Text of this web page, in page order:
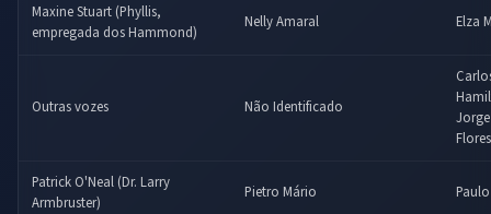
Maxine Stuart (Phyllis,
empregada dos Hammond)
Nelly Amaral Elza
Outras vozes Não Identificado
Patrick O'Neal (Dr. Larry
Armbruster)
Pietro Mário